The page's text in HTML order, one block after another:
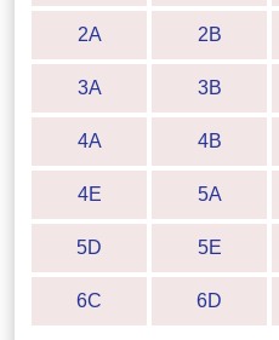
2A 2B
3A 3B
4A 4B
4E 5A
5D 5E
6C 6D